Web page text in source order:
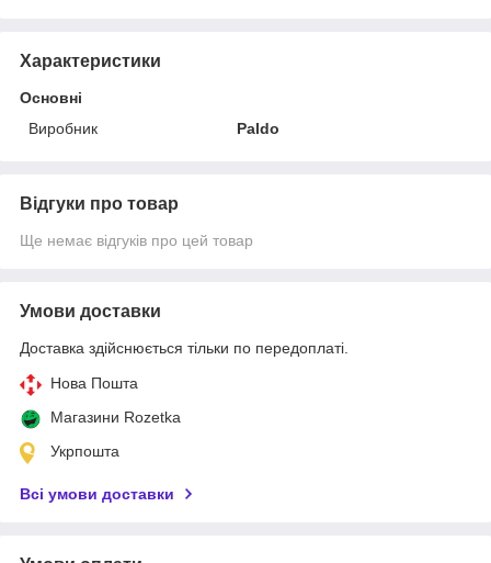
Характеристики
Основні
Виробник
Paldo
Відгуки про товар
Ще немає відгуків про цей товар
Умови доставки
Доставка здійснюється тільки по передоплаті.
Нова Пошта
Магазини Rozetka
Укрпошта
Всі умови доставки